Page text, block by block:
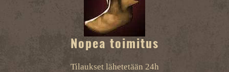
Nopea toimitus
Tilaukset lähetetään 24h